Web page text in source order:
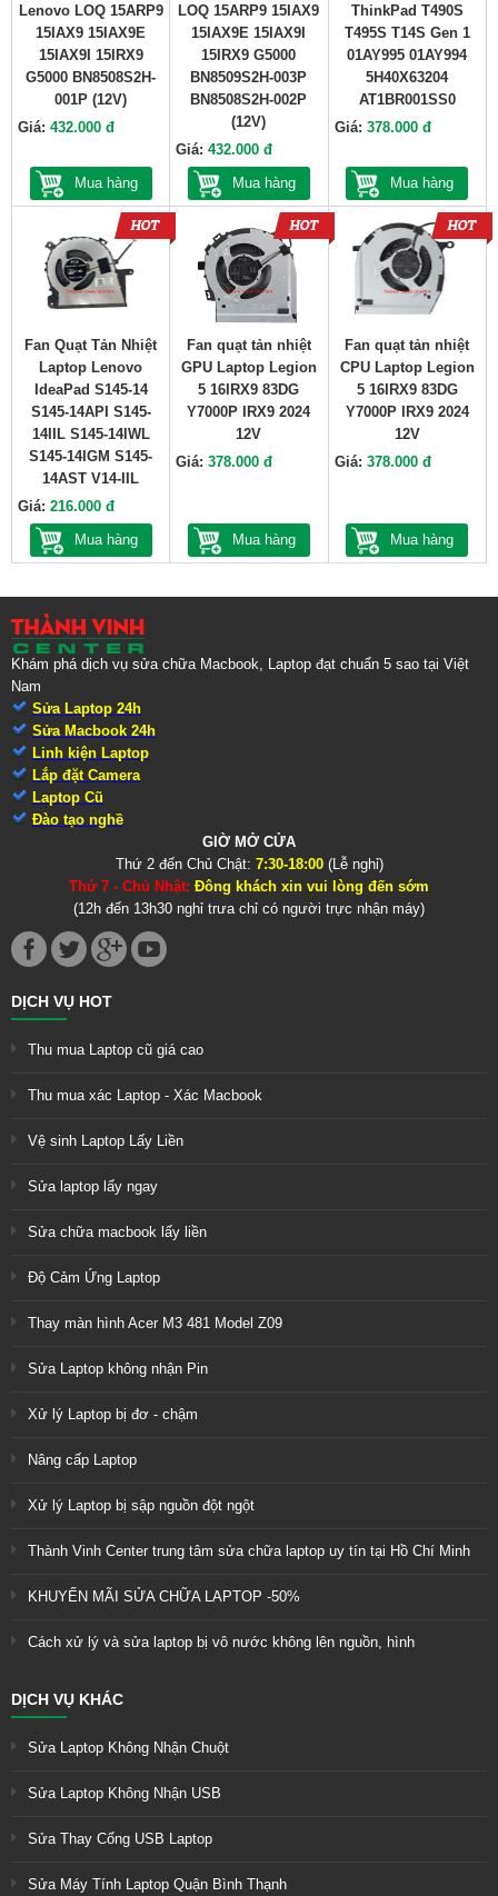
Lenovo LOQ 15ARP9
15IAX9 15IAX9E
15IAX9I 15IRX9
G5000 BN8508S2H-
001P (12V)
Giá: 432.000 đ
Mua hàng
LOQ 15ARP9 15IAX9
15IAX9E 15IAX9I
15IRX9 G5000
BN8509S2H-003P
BN8508S2H-002P
(12V)
Giá:432.000 đ
Mua hàng
ThinkPad T490S
T495S T14S Gen 1
01AY995 01AY994
5H40X63204
AT1BR001SS0
Giá: 378.000 đ
Mua hàng
Fan Quạt Tản Nhiệt
Laptop Lenovo
IdeaPad S145-14
S145-14API S145-
14IIL S145-14IWL
S145-14IGM S145-
14AST V14-IIL
Giá: 216.000 đ
Mua hàng
Fan quạt tản nhiệt
GPU Laptop Legion
5 16IRX9 83DG
Y7000P IRX9 2024
12V
Giá:378.000 đ
Mua hàng
Fan quạt tản nhiệt
CPU Laptop Legion
5 16IRX9 83DG
Y7000P IRX9 2024
12V
Giá: 378.000 đ
Mua hàng
Khám phá dịch vụ sửa chữa Macbook, Laptop đạt chuẩn 5 sao tại Việt
Nam
Sửa Laptop 24h
Sửa Macbook 24h
Linh kiện Laptop
Lắp đặt Camera
Laptop Cũ
Đào tạo nghề
GIỜ MỞ CỬA
Thứ 2 đến Chủ Chật: 7:30-18:00(Lễ nghỉ)
Thứ 7 - Chủ Nhật: Đông khách xin vui lòng đến sớm
(12h đến 13h30 nghỉ trưa chỉ có người trực nhận máy)
DỊCH VỤ HOT
Thu mua Laptop cũ giá cao
Thu mua xác Laptop - Xác Macbook
Vệ sinh Laptop Lấy Liền
Sửa laptop lấy ngay
Sửa chữa macbook lấy liền
Độ Cảm Ứng Laptop
Thay màn hình Acer M3 481 Model Z09
Sửa Laptop không nhận Pin
Xử lý Laptop bị đơ - chậm
Nâng cấp Laptop
Xử lý Laptop bị sập nguồn đột ngột
Thành Vinh Center trung tâm sửa chữa laptop uy tín tại Hồ Chí Minh
KHUYẾN MÃI SỬA CHỮA LAPTOP -50%
Cách xử lý và sửa laptop bị vô nước không lên nguồn, hình
DỊCH VỤ KHÁC
Sửa Laptop Không Nhận Chuột
Sửa Laptop Không Nhận USB
Sửa Thay Cổng USB Laptop
Sửa Máy Tính Laptop Quận Bình Thạnh